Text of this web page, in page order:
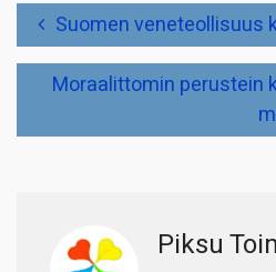
Artikkelien
selausSuomen veneteollisuus
Moraalittomin perustein
Piksu